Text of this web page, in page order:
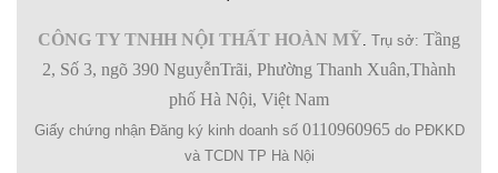
CÔNG TY TNHH NỘI THẤT HOÀN MỸ. Trụ sở: Tầng
2, Số 3, ngõ 390 NguyễnTrãi, Phường Thanh Xuân,Thành
phố Hà Nội, Việt Nam
Giấy chứng nhận Đăng ký kinh doanh số 0110960965do PĐKKD
và TCDN TP Hà Nội